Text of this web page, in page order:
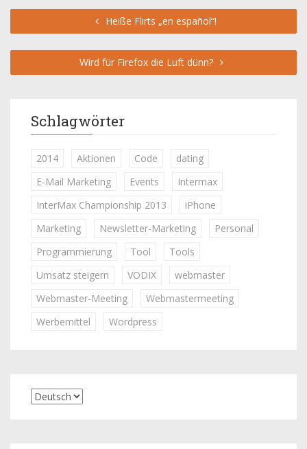
Heiße Flirts „en español“!
Wird für Firefox die Luft dünn?
Schlagwörter
2014 Aktionen Code
dating
E-Mail Marketing
Events
Intermax
InterMax Championship 2013
iPhone
Marketing
Newsletter-Marketing
Personal
Programmierung
Tool
Tools
Umsatz steigern
VODIX
webmaster
Webmaster-Meeting
Webmastermeeting
Werbemittel
Wordpress